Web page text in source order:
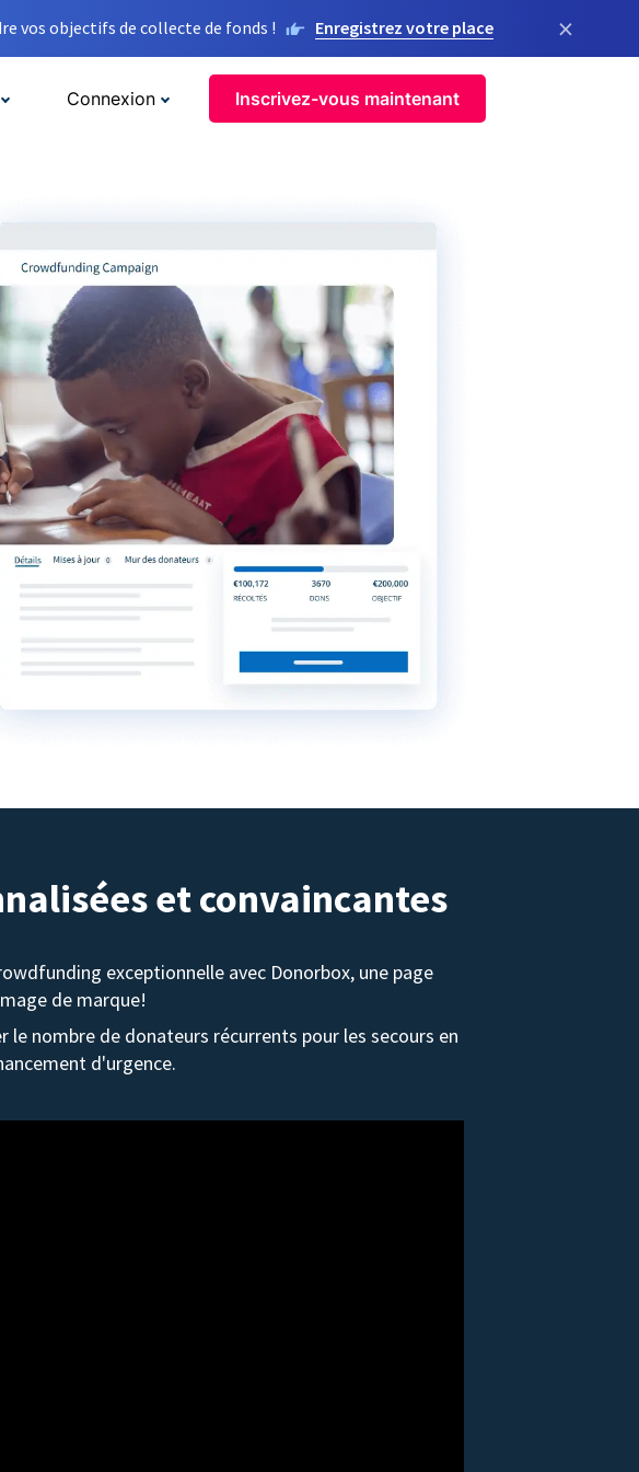
vos objectifs de collecte de fonds ! Enregistrez votre place ×
Connexion Inscrivez-vous maintenant
et convaincantes
exceptionnelle avec Donorbox, une page
de marque!
nombre de donateurs récurrents pour les secours en
d'urgence.